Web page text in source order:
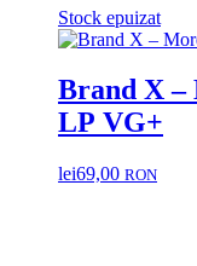
Stock epuizat
Brand X – Moroccan Roll Disc VINIL
LP VG+
lei69,00 RON